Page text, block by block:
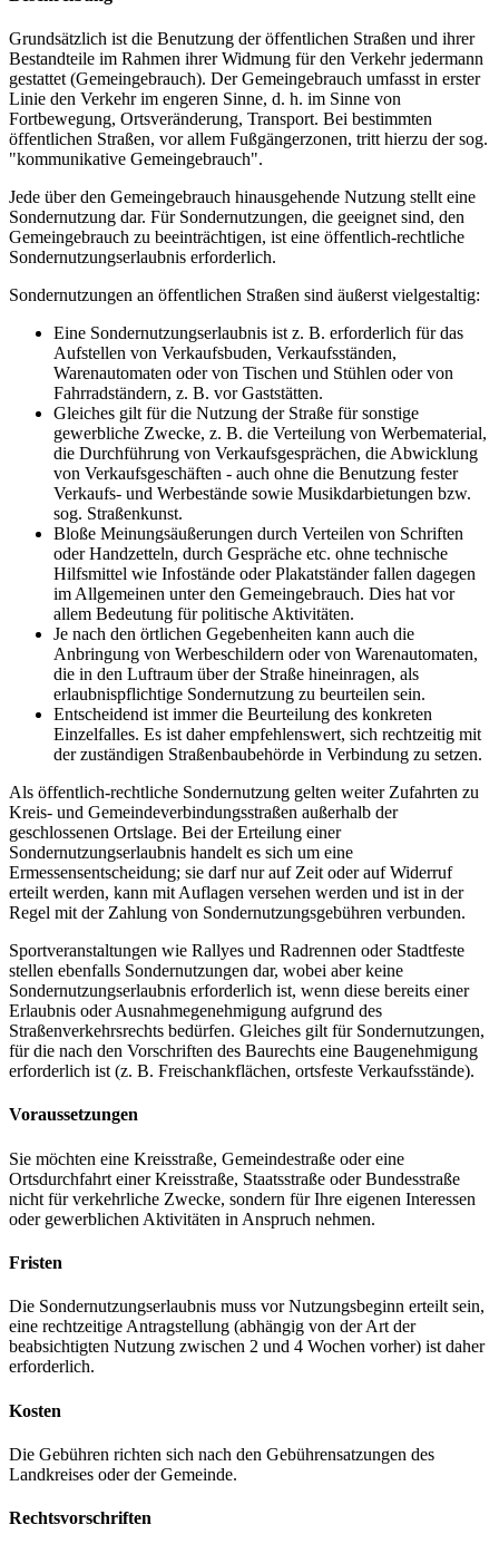
Grundsätzlich ist die Benutzung der öffentlichen Straßen und ihrer
Bestandteile im Rahmen ihrer Widmung für den Verkehr jedermann
gestattet (Gemeingebrauch). Der Gemeingebrauch umfasst in erster
Linie den Verkehr im engeren Sinne, d. h. im Sinne von
Fortbewegung, Ortsveränderung, Transport. Bei bestimmten
öffentlichen Straßen, vor allem Fußgängerzonen, tritt hierzu der sog.
"kommunikative Gemeingebrauch".
Jede über den Gemeingebrauch hinausgehende Nutzung stellt eine
Sondernutzung dar. Für Sondernutzungen, die geeignet sind, den
Gemeingebrauch zu beeinträchtigen, ist eine öffentlich-rechtliche
Sondernutzungserlaubnis erforderlich.
Sondernutzungen an öffentlichen Straßen sind äußerst vielgestaltig:
Eine Sondernutzungserlaubnis ist z. B. erforderlich für das
Aufstellen von Verkaufsbuden, Verkaufsständen,
Warenautomaten oder von Tischen und Stühlen oder von
Fahrradständern, z. B. vor Gaststätten.
Gleiches gilt für die Nutzung der Straße für sonstige
gewerbliche Zwecke, z. B. die Verteilung von Werbematerial,
die Durchführung von Verkaufsgesprächen, die Abwicklung
von Verkaufsgeschäften - auch ohne die Benutzung fester
Verkaufs- und Werbestände sowie Musikdarbietungen bzw.
sog. Straßenkunst.
Bloße Meinungsäußerungen durch Verteilen von Schriften
oder Handzetteln, durch Gespräche etc. ohne technische
Hilfsmittel wie Infostände oder Plakatständer fallen dagegen
im Allgemeinen unter den Gemeingebrauch. Dies hat vor
allem Bedeutung für politische Aktivitäten.
Je nach den örtlichen Gegebenheiten kann auch die
Anbringung von Werbeschildern oder von Warenautomaten,
die in den Luftraum über der Straße hineinragen, als
erlaubnispflichtige Sondernutzung zu beurteilen sein.
Entscheidend ist immer die Beurteilung des konkreten
Einzelfalles. Es ist daher empfehlenswert, sich rechtzeitig mit
der zuständigen Straßenbaubehörde in Verbindung zu setzen.
Als öffentlich-rechtliche Sondernutzung gelten weiter Zufahrten zu
Kreis- und Gemeindeverbindungsstraßen außerhalb der
geschlossenen Ortslage. Bei der Erteilung einer
Sondernutzungserlaubnis handelt es sich um eine
Ermessensentscheidung; sie darf nur auf Zeit oder auf Widerruf
erteilt werden, kann mit Auflagen versehen werden und ist in der
Regel mit der Zahlung von Sondernutzungsgebühren verbunden.
Sportveranstaltungen wie Rallyes und Radrennen oder Stadtfeste
stellen ebenfalls Sondernutzungen dar, wobei aber keine
Sondernutzungserlaubnis erforderlich ist, wenn diese bereits einer
Erlaubnis oder Ausnahmegenehmigung aufgrund des
Straßenverkehrsrechts bedürfen. Gleiches gilt für Sondernutzungen,
für die nach den Vorschriften des Baurechts eine Baugenehmigung
erforderlich ist (z. B. Freischankflächen, ortsfeste Verkaufsstände).
Voraussetzungen
Sie möchten eine Kreisstraße, Gemeindestraße oder eine
Ortsdurchfahrt einer Kreisstraße, Staatsstraße oder Bundesstraße
nicht für verkehrliche Zwecke, sondern für Ihre eigenen Interessen
oder gewerblichen Aktivitäten in Anspruch nehmen.
Fristen
Die Sondernutzungserlaubnis muss vor Nutzungsbeginn erteilt sein,
eine rechtzeitige Antragstellung (abhängig von der Art der
beabsichtigten Nutzung zwischen 2 und 4 Wochen vorher) ist daher
erforderlich.
Kosten
Die Gebühren richten sich nach den Gebührensatzungen des
Landkreises oder der Gemeinde.
Rechtsvorschriften